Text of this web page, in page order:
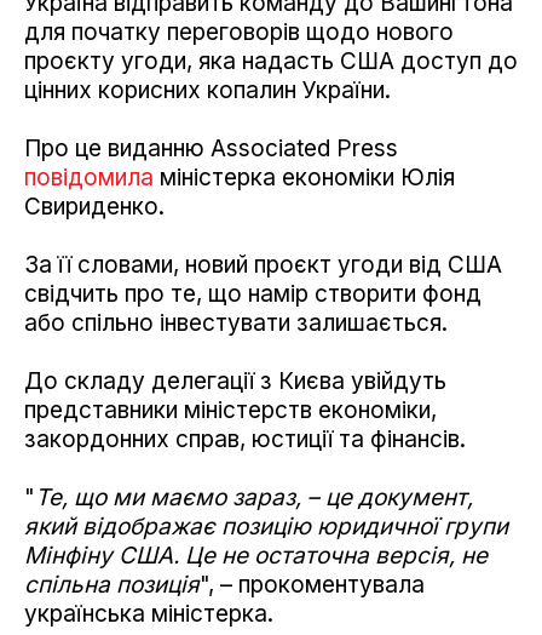
для початку переговорів щодо нового
проєкту угоди, яка надасть США доступ до
цінних корисних копалин України.
Про це виданню Associated Press
повідомила міністерка економіки Юлія
Свириденко.
За її словами, новий проєкт угоди від США
свідчить про те, що намір створити фонд
або спільно інвестувати залишається.
До складу делегації з Києва увійдуть
представники міністерств економіки,
закордонних справ, юстиції та фінансів.
" Те, що ми маємо зараз, – це документ,
який відображає позицію юридичної групи
Мінфіну США. Це не остаточна версія, не
спільна позиція", – прокоментувала
українська міністерка.